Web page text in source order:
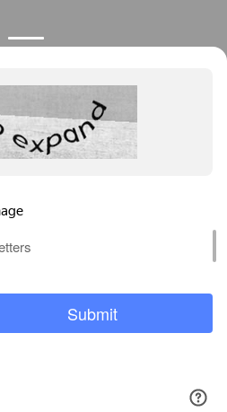
- 2026 Оборудование для
канализации